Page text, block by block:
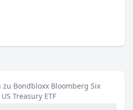
Bondbloxx Bloomberg Six
Treasury ETF